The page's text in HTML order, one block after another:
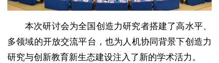
本次研讨会为全国创造力研究者搭建了高水平、
多领域的开放交流平台，也为人机协同背景下创造力
研究与创新教育新生态建设注入了新的学术活力。